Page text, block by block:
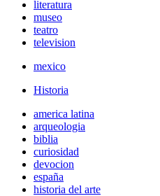
literatura
museo
teatro
television
mexico
Historia
america latina
arqueologia
biblia
curiosidad
devocion
españa
historia del arte